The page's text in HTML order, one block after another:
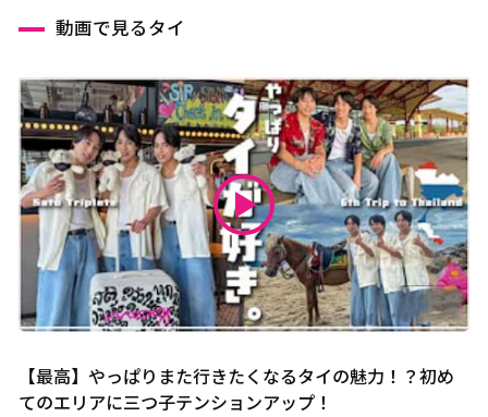
動画で見るタイ
【最高】やっぱりまた行きたくなるタイの魅力！？初め
てのエリアに三つ子テンションアップ！